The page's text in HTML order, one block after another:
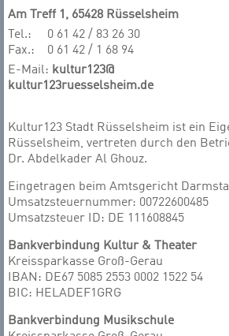
Am Treff 1, 65428 Rüsselsheim
Tel.:
0 61 42 / 83 26 30
Fax.:
0 61 42 / 1 68 94
E-Mail: kultur123@
kultur123ruesselsheim.de
Kultur123 Stadt Rüsselsheim ist ein
Rüsselsheim, vertreten durch den
Dr. Abdelkader Al Ghouz.
Eingetragen beim Amtsgericht
Umsatzsteuernummer: 00722600485
Umsatzsteuer ID: DE 111608845
Bankverbindung Kultur & Theater
Kreissparkasse Groß-Gerau
IBAN: DE67 5085 2553 0002 1522 54
BIC: HELADEF1GRG
Bankverbindung Musikschule